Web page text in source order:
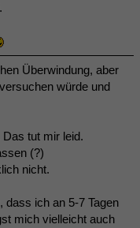
Überwindung, aber
würde und
tut mir leid.
(?)
nicht.
dass ich an 5-7 Tagen
mich vielleicht auch